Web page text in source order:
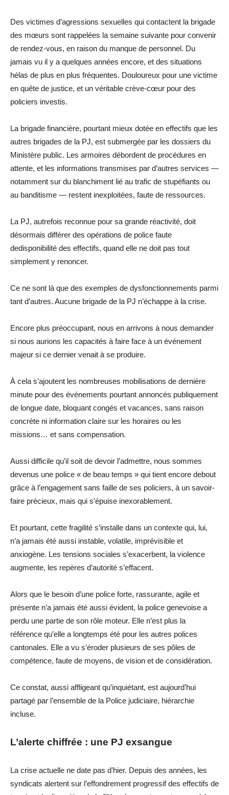
Des victimes d’agressions sexuelles qui contactent la brigade
des mœurs sont rappelées la semaine suivante pour convenir
de rendez-vous, en raison du manque de personnel. Du
jamais vu il y a quelques années encore, et des situations
hélas de plus en plus fréquentes. Douloureux pour une victime
en quête de justice, et un véritable crève-cœur pour des
policiers investis.
La brigade financière, pourtant mieux dotée en effectifs que les
autres brigades de la PJ, est submergée par les dossiers du
Ministère public. Les armoires débordent de procédures en
attente, et les informations transmises par d’autres services —
notamment sur du blanchiment lié au trafic de stupéfiants ou
au banditisme — restent inexploitées, faute de ressources.
La PJ, autrefois reconnue pour sa grande réactivité, doit
désormais différer des opérations de police faute
dedisponibilité des effectifs, quand elle ne doit pas tout
simplement y renoncer.
Ce ne sont là que des exemples de dysfonctionnements parmi
tant d’autres. Aucune brigade de la PJ n’échappe à la crise.
Encore plus préoccupant, nous en arrivons à nous demander
si nous aurions les capacités à faire face à un événement
majeur si ce dernier venait à se produire.
À cela s’ajoutent les nombreuses mobilisations de dernière
minute pour des événements pourtant annoncés publiquement
de longue date, bloquant congés et vacances, sans raison
concrète ni information claire sur les horaires ou les
missions… et sans compensation.
Aussi difficile qu’il soit de devoir l’admettre, nous sommes
devenus une police « de beau temps » qui tient encore debout
grâce à l’engagement sans faille de ses policiers, à un savoir-
faire précieux, mais qui s’épuise inexorablement.
Et pourtant, cette fragilité s’installe dans un contexte qui, lui,
n’a jamais été aussi instable, volatile, imprévisible et
anxiogène. Les tensions sociales s’exacerbent, la violence
augmente, les repères d’autorité s’effacent.
Alors que le besoin d’une police forte, rassurante, agile et
présente n’a jamais été aussi évident, la police genevoise a
perdu une partie de son rôle moteur. Elle n’est plus la
référence qu’elle a longtemps été pour les autres polices
cantonales. Elle a vu s’éroder plusieurs de ses pôles de
compétence, faute de moyens, de vision et de considération.
Ce constat, aussi affligeant qu’inquiétant, est aujourd’hui
partagé par l’ensemble de la Police judiciaire, hiérarchie
incluse.
L’alerte chiffrée : une PJ exsangue
La crise actuelle ne date pas d’hier. Depuis des années, les
syndicats alertent sur l’effondrement progressif des effectifs de